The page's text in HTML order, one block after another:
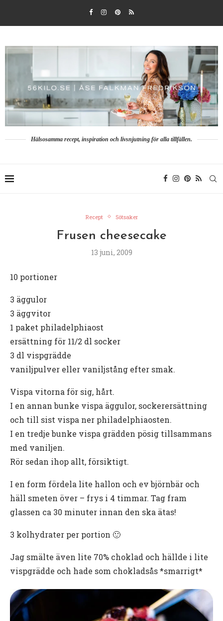
Hälsosamma recept, inspiration och livsnjutning för alla tillfällen.
Recept Sötsaker
Frusen cheesecake
13 juni, 2009
10 portioner
3 äggulor
3 äggvitor
1 paket philadelphiaost
ersättning för 11/2 dl socker
3 dl vispgrädde
vaniljpulver eller vaniljstång efter smak.
Vispa vitorna för sig, hårt.
I en annan bunke vispa äggulor, sockerersättning
och till sist vispa ner philadelphiaosten.
I en tredje bunke vispa grädden pösig tillsammans
med vaniljen.
Rör sedan ihop allt, försiktigt.
I en form fördela lite hallon och ev björnbär och
häll smeten över – frys i 4 timmar. Tag fram
glassen ca 30 minuter innan den ska ätas!
3 kolhydrater per portion 🙂
Jag smälte även lite 70% choklad och hällde i lite
vispgrädde och hade som chokladsås *smarrigt*